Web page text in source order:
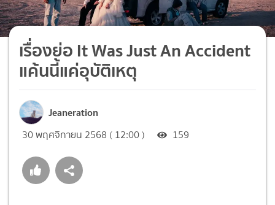
เรื่องย่อ It Was Just An Accident
แค้นนี้แค่อุบัติเหตุ
Jeaneration
30 พฤศจิกายน 2568 ( 12:00 ) 159